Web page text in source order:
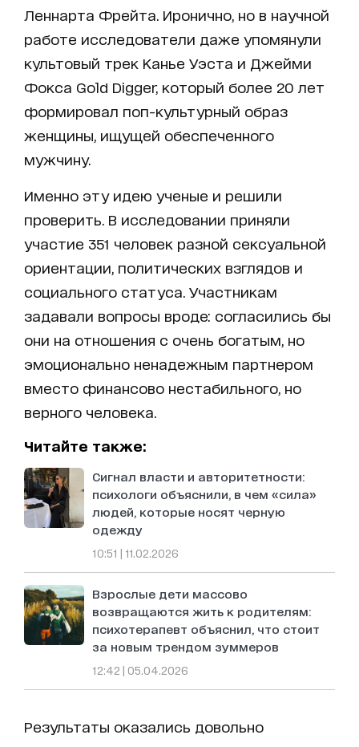
Леннарта Фрейта. Иронично, но в научной
работе исследователи даже упомянули
культовый трек Канье Уэста и Джейми
Фокса Gold Digger, который более 20 лет
формировал поп-культурный образ
женщины, ищущей обеспеченного
мужчину.
Именно эту идею ученые и решили
проверить. В исследовании приняли
участие 351 человек разной сексуальной
ориентации, политических взглядов и
социального статуса. Участникам
задавали вопросы вроде: согласились бы
они на отношения с очень богатым, но
эмоционально ненадежным партнером
вместо финансово нестабильного, но
верного человека.
Читайте также:
Сигнал власти и авторитетности:
психологи объяснили, в чем «сила»
людей, которые носят черную
одежду
10:51 | 11.02.2026
Взрослые дети массово
возвращаются жить к родителям:
психотерапевт объяснил, что стоит
за новым трендом зуммеров
12:42 | 05.04.2026
Результаты оказались довольно